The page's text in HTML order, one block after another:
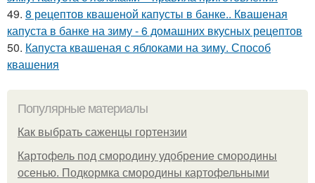
49. 8 рецептов квашеной капусты в банке.. Квашеная
капуста в банке на зиму - 6 домашних вкусных рецептов
50. Капуста квашеная с яблоками на зиму. Способ
квашения
Популярные материалы
Как выбрать саженцы гортензии
Картофель под смородину удобрение смородины
осенью. Подкормка смородины картофельными